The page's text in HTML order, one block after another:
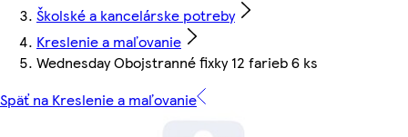
Školské a kancelárske potreby
Kreslenie a maľovanie
Wednesday Obojstranné fixky 12 farieb 6 ks
Späť na Kreslenie a maľovanie